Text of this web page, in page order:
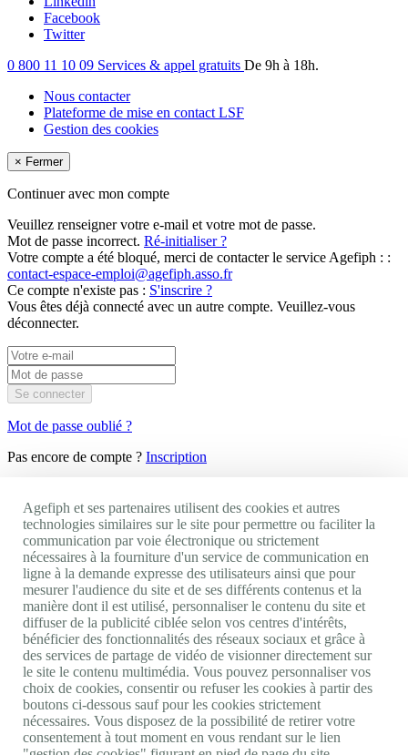
Facebook
Twitter
0 800 11 10 09 Services & appel gratuits De 9h à 18h.
Nous contacter
Plateforme de mise en contact LSF
Gestion des cookies
× Fermer
Continuer avec mon compte
Veuillez renseigner votre e-mail et votre mot de passe.
Mot de passe incorrect. Ré-initialiser ?
Votre compte a été bloqué, merci de contacter le service Agefiph : :
contact-espace-emploi@agefiph.asso.fr
Ce compte n'existe pas : S'inscrire ?
Vous êtes déjà connecté avec un autre compte. Veuillez-vous
déconnecter.
Se connecter
Mot de passe oublié ?
Pas encore de compte ? Inscription
Votre CV ne peut pas excéder la taille de 2 Mo.
Votre CV doit être un fichier texte ou image (extension .pdf, .txt,
.odt, .rtf, .doc, .docx, .jpeg, .jpg, .png, .tiff, .tif).
Je dépose mon CVLe CV ne
peut excéder 2Mo et doit être un fichier texte ou image (extension
.pdf, .txt, .odt, .rtf, .doc, .docx, .jpeg, .jpg, .png, .tiff, .tif).
Un compte existe déjà avec l'email de ce CV.
Je renseigne mon e-mail :
OK
Déjà membre Agefiph ?Connexion
Agefiph et ses partenaires utilisent des cookies et autres
technologies similaires sur le site pour permettre ou faciliter la
communication par voie électronique ou strictement
nécessaires à la fourniture d'un service de communication en
ligne à la demande expresse des utilisateurs ainsi que pour
mesurer l'audience du site et de ses différents contenus et la
manière dont il est utilisé, personnaliser le contenu du site et
diffuser de la publicité ciblée selon vos centres d'intérêts,
bénéficier des fonctionnalités des réseaux sociaux et grâce à
des services de partage de vidéo de visionner directement sur
le site le contenu multimédia. Vous pouvez personnaliser vos
choix de cookies, consentir ou refuser les cookies à partir des
boutons ci-dessous sauf pour les cookies strictement
nécessaires. Vous disposez de la possibilité de retirer votre
consentement à tout moment en vous rendant sur le lien